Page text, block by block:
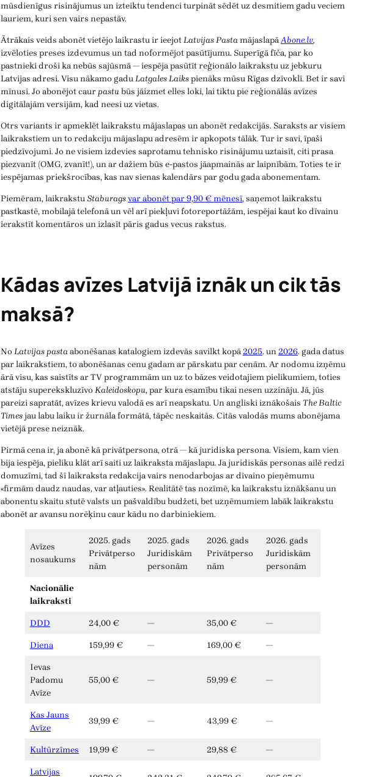
mūsdienīgus risinājumus un izteiktu tendenci turpināt sēdēt uz desmitiem gadu veciem
lauriem, kuri sen vairs nepastāv.
Ātrākais veids abonēt vietējo laikrastu ir ieejotLatvijas PastamājaslapāAbone.lv,
izvēloties preses izdevumus un tad noformējot pasūtījumu. Superīgā fīča, par ko
pastnieki droši ka nebūs sajūsmā — iespēja pasūtīt reģionālo laikrakstu uz jebkuru
Latvijas adresi. Visu nākamo gaduLatgales Laikspienāks mūsu Rīgas dzīvoklī. Bet ir savi
mīnusi. Jo abonējot caurpastubūs jāizmet elles loki, lai tiktu pie reģionālās avīzes
digitālajām versijām, kad neesi uz vietas.
Otrs variants ir apmeklēt laikrakstu mājaslapas un abonēt redakcijās. Saraksts ar visiem
laikrakstiem un to redakciju mājaslapu adresēm ir apkopots tālāk. Tur ir savi, īpaši
piedzīvojumi. Jo ne visiem izdevies saprotamu tehnisko risinājumu uztaisīt, citi prasa
piezvanīt (OMG, zvanīt!), un ar dažiem būs e-pastos jāapmainās ar laipnībām. Toties te ir
iespējamas priekšrocības, kas nav sienas kalendārs par godu gada abonementam.
Piemēram, laikrakstuStaburagsvar abonēt par 9,90 € mēnesī, saņemot laikrakstu
pastkastē, mobilajā telefonā un vēl arī piekļuvi fotoreportāžām, iespējai kaut ko dīvainu
ierakstīt komentāros un izlasīt pāris gadus vecus rakstus.
Kādas avīzes Latvijā iznāk un cik tās
maksā?
NoLatvijas pastaabonēšanas katalogiem izdevās savilkt kopā2025. un2026. gada datus
par laikrakstiem, to abonēšanas cenu gadam ar pārskatu par cenām. Ar nodomu izņēmu
ārā visu, kas saistīts ar TV programmām un uz to bāzes veidotajiem pielikumiem, toties
atstāju superekskluzīvoKaleidoskopu, par kura esamību tikai nesen uzzināju. Jā, jūs
pareizi sapratāt, avīzes krievu valodā es arī neapskatu. Un angliski iznākošais The Baltic
Timesjau labu laiku ir žurnāla formātā, tāpēc neskaitās. Citās valodās mums abonējama
vietējā prese neiznāk.
Pirmā cena ir, ja abonē kā privātpersona, otrā — kā juridiska persona. Visiem, kam vien
bija iespēja, pieliku klāt arī saiti uz laikraksta mājaslapu. Ja juridiskās personas ailē redzi
domuzīmi, tad šī laikraksta redakcija vairs nenodarbojas ar dīvaino pieņēmumu
«firmām daudz naudas, var atļauties». Realitātē tas nozīmē, ka laikrakstu iznākšanu un
abonentu skaitu stutē valsts un pašvaldību budžeti, bet uzņēmumiem labāk laikrakstu
abonēt ar avansu norēķinu caur kādu no darbiniekiem.
Avīzes
nosaukums
2025. gads
Privātperso
nām
2025. gads
Juridiskām
personām
2026. gads
Privātperso
nām
2026. gads
Juridiskām
personām
Nacionālie
laikraksti
DDD 24,00 € — 35,00 € —
Diena 159,99 € — 169,00 € —
Ievas
Padomu
Avīze
55,00 € — 59,99 € —
Kas Jauns
Avīze
39,99 € — 43,99 € —
Kultūrzīmes 19,99 € — 29,88 € —
Latvijas